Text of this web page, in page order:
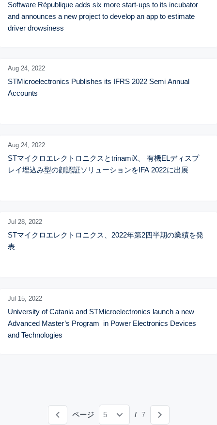
Software République adds six more start-ups to its incubator
and announces a new project to develop an app to estimate
driver drowsiness
Aug 24, 2022
STMicroelectronics Publishes its IFRS 2022 Semi Annual
Accounts
Aug 24, 2022
STマイクロエレクトロニクスとtrinamiX、 有機ELディスプ
レイ埋込み型の顔認証ソリューションをIFA 2022に出展
Jul 28, 2022
STマイクロエレクトロニクス、2022年第2四半期の業績を発
表
Jul 15, 2022
University of Catania and STMicroelectronics launch a new
Advanced Master’s Program  in Power Electronics Devices
and Technologies
ページ 5 / 7